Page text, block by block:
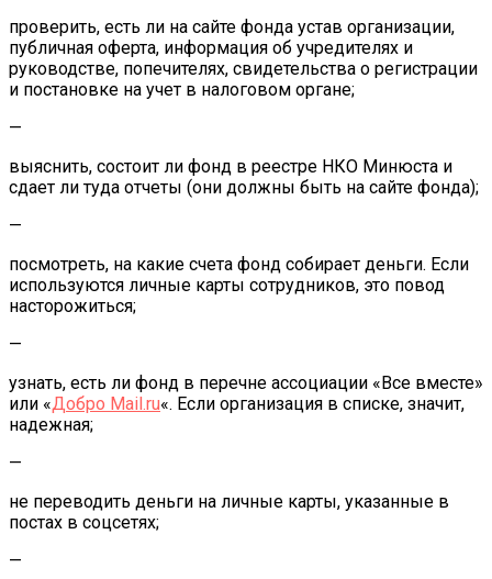
проверить, есть ли на сайте фонда устав организации,
публичная оферта, информация об учредителях и
руководстве, попечителях, свидетельства о регистрации
и постановке на учет в налоговом органе;
—
выяснить, состоит ли фонд в реестре НКО Минюста и
сдает ли туда отчеты (они должны быть на сайте фонда);
—
посмотреть, на какие счета фонд собирает деньги. Если
используются личные карты сотрудников, это повод
насторожиться;
—
узнать, есть ли фонд в перечне ассоциации «Все вместе»
или «Добро Mail.ru«. Если организация в списке, значит,
надежная;
—
не переводить деньги на личные карты, указанные в
постах в соцсетях;
—